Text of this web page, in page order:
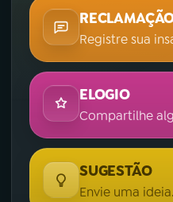
Registre sua
ELOGIO
Compartilhe
SUGESTÃO
Envie uma ideia.